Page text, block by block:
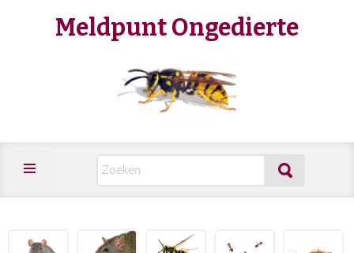
Meldpunt Ongedierte